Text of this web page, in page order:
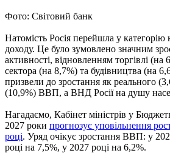
Фото: Світовий банк
Натомість Росія перейшла у категорію
доходу. Це було зумовлено ​​значним
активності, відновленням торгівлі (на
сектора (на 8,7%) та будівництва (на
призвели до зростання як реального
(10,9%) ВВП, а ВНД Росії на душу
Нагадаємо, Кабінет міністрів у
2027 роки прогнозує уповільнення
році. Уряд очікує зростання ВВП: у
році на 7,5%, у 2027 році на 6,2%.